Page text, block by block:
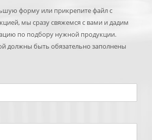
форму или прикрепите файл с
мы сразу свяжемся с вами и дадим
по подбору нужной продукции.
должны быть обязательно заполнены